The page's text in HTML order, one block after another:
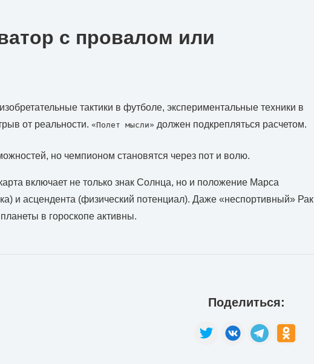
с провалом или
тактики в футболе, экспериментальные техники в
от реальности. «Полет мысли» должен подкрепляться расчетом.
но чемпионом становятся через пот и волю.
включает не только знак Солнца, но и положение Марса
и асцендента (физический потенциал). Даже «неспортивный» Рак
в гороскопе активны.
Поделиться: